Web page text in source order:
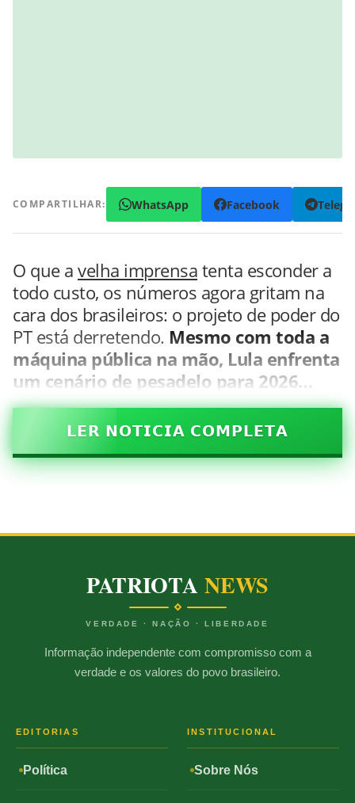
COMPARTILHAR: WhatsApp Facebook
O que a velha imprensa tenta esconder a
todo custo, os números agora gritam na
cara dos brasileiros: o projeto de poder do
PT está derretendo. Mesmo com toda a
máquina pública na mão, Lula enfrenta
um cenário de pesadelo para 2026…
𝗟𝗘𝗥 𝗡𝗢𝗧𝗜𝗖𝗜𝗔 𝗖𝗢𝗠𝗣𝗟𝗘𝗧𝗔
PATRIOTANEWS
VERDADE · NAÇÃO · LIBERDADE
Informação independente com compromisso com a
verdade e os valores do povo brasileiro.
EDITORIAS
Política
INSTITUCIONAL
Sobre Nós